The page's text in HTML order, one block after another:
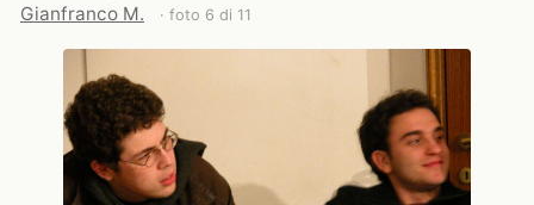
Gianfranco M.
· foto 6 di 11